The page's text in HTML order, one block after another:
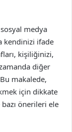
medya
kendinizi ifade
kişiliğinizi,
diğer
makalede,
için dikkate
önerileri ele